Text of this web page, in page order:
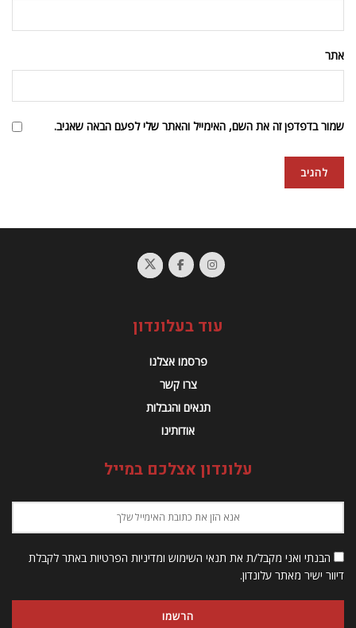
אתר
שמור בדפדפן זה את השם, האימייל והאתר שלי לפעם הבאה שאגיב.
עוד בעלונדון
פרסמו אצלנו
צרו קשר
תנאים והגבלות
אודותינו
עלונדון אצלכם במייל
הבנתי ואני מקבל/ת את תנאי השימוש ומדיניות הפרטיות באתר לקבלת
דיוור ישיר מאתר עלונדון.